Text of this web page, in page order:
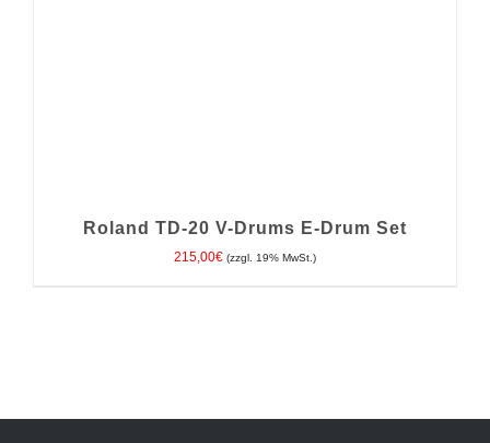
Roland TD-20 V-Drums E-Drum Set
215,00€ (zzgl. 19% MwSt.)